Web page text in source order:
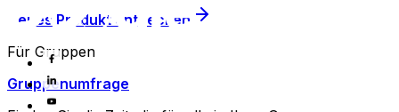
Neues Produkt entdecken
Für Gruppen
Gruppenumfrage